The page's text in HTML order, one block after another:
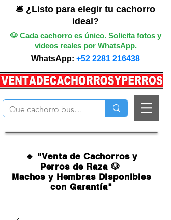
🛎️ ¿Listo para elegir tu cachorro
ideal?
🐶 Cada cachorro es único. Solicita fotos y
videos reales por WhatsApp.
WhatsApp: +52 2281 216438
🔹 "Venta de Cachorros y
Perros de Raza 🐶
Machos y Hembras Disponibles
con Garantía"